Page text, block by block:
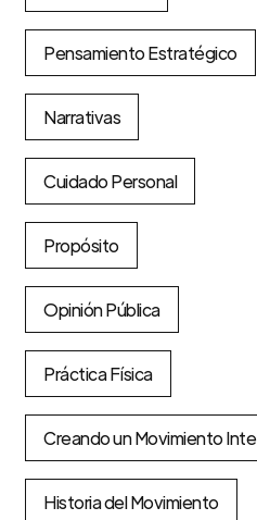
Pensamiento Estratégico
Narrativas
Cuidado Personal
Propósito
Opinión Pública
Práctica Física
Creando un Movimiento
Historia del Movimiento